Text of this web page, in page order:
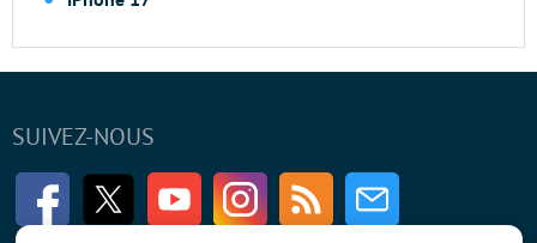
SUIVEZ-NOUS
FacebookTwitter Youtube InstagramRSS Newsletter